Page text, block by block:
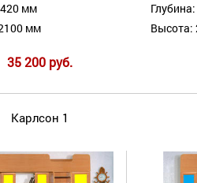
мм
мм
35 200 руб.
Высота:
Карлсон 1